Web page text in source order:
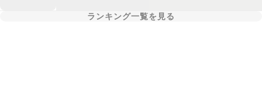
ランキング一覧を見る